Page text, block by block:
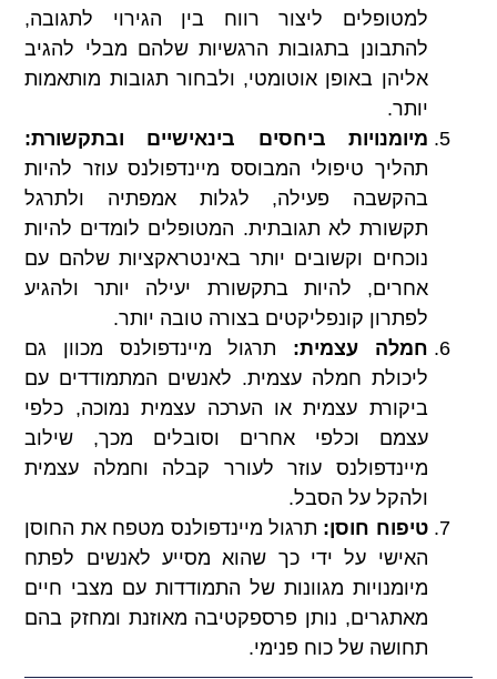
למטופלים ליצור רווח בין הגירוי לתגובה,
להתבונן בתגובות הרגשיות שלהם מבלי להגיב
אליהן באופן אוטומטי, ולבחור תגובות מותאמות
יותר.
מיומנויות ביחסים בינאישיים ובתקשורת:
תהליך טיפולי המבוסס מיינדפולנס עוזר להיות
בהקשבה פעילה, לגלות אמפתיה ולתרגל
תקשורת לא תגובתית. המטופלים לומדים להיות
נוכחים וקשובים יותר באינטראקציות שלהם עם
אחרים, להיות בתקשורת יעילה יותר ולהגיע
לפתרון קונפליקטים בצורה טובה יותר.
חמלה עצמית: תרגול מיינדפולנס מכוון גם
ליכולת חמלה עצמית. לאנשים המתמודדים עם
ביקורת עצמית או הערכה עצמית נמוכה, כלפי
עצמם וכלפי אחרים וסובלים מכך, שילוב
מיינדפולנס עוזר לעורר קבלה וחמלה עצמית
ולהקל על הסבל.
טיפוח חוסן: תרגול מיינדפולנס מטפח את החוסן
האישי על ידי כך שהוא מסייע לאנשים לפתח
מיומנויות מגוונות של התמודדות עם מצבי חיים
מאתגרים, נותן פרספקטיבה מאוזנת ומחזק בהם
תחושה של כוח פנימי.